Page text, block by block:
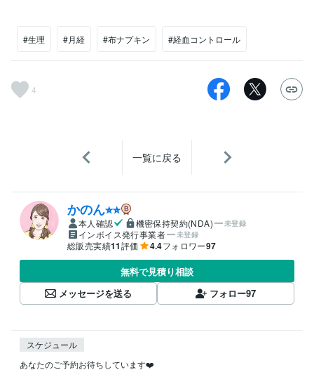
#生理 #月経 #布ナプキン #経血コントロール
4
一覧に戻る
かのん⭐︎⭐︎
本人確認 機密保持契約(NDA) 未登録
インボイス発行事業者 未登録
総販売実績11評価 4.4フォロワー97
無料で見積り相談
メッセージを送る
フォロー97
スケジュール
あなたのご予約お待ちしています❤️